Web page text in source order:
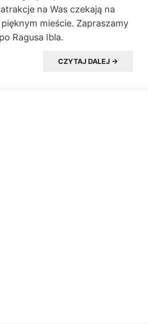
na Was czekają na
mieście. Zapraszamy
Ragusa Ibla.
CZYTAJ DALEJ →